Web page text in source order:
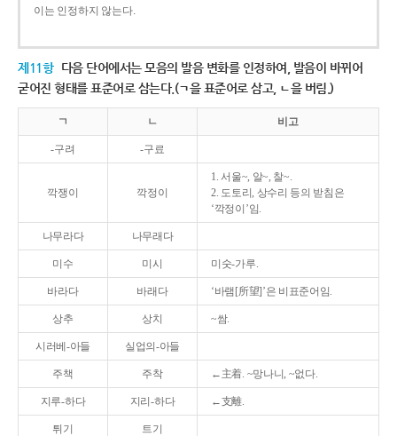
이는 인정하지 않는다.
제11항 다음 단어에서는 모음의 발음 변화를 인정하여, 발음이 바뀌어
굳어진 형태를 표준어로 삼는다.(ㄱ을 표준어로 삼고, ㄴ을 버림.)
ㄱ ㄴ 비고
-구려 -구료
깍쟁이 깍정이
1. 서울~, 알~, 찰~.
2. 도토리, 상수리 등의 받침은
‘깍정이’임.
나무라다 나무래다
미수 미시 미숫-가루.
바라다 바래다 ‘바램[所望]’은 비표준어임.
상추 상치 ~쌈.
시러베-아들 실업의-아들
주책 주착 ←主着. ~망나니, ~없다.
지루-하다 지리-하다 ←支離.
튀기 트기